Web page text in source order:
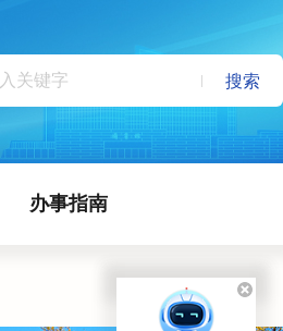
搜索
办事指南